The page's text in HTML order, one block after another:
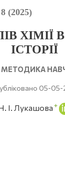
(2025)
ІСТОРІЇ
МЕТОДИКА
05-05-
І. Лукашова +